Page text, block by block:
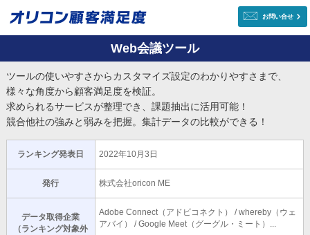
お問い合せ
Web会議ツール
ツールの使いやすさからカスタマイズ設定のわかりやすさまで、
様々な角度から顧客満足度を検証。
求められるサービスが整理でき、課題抽出に活用可能！
競合他社の強みと弱みを把握。集計データの比較ができる！
ランキング発表日 2022年10月3日
発行 株式会社oricon ME
データ取得企業
（ランキング対象外
Adobe Connect（アドビコネクト） / whereby（ウェ
アバイ） / Google Meet（グーグル・ミート）...